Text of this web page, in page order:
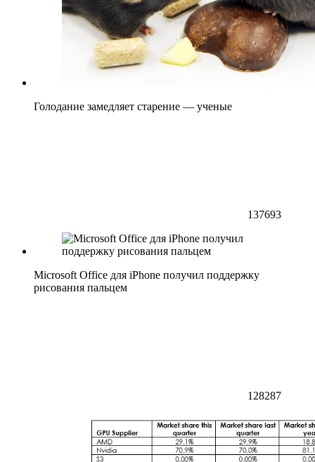
Голодание замедляет старение — ученые
137693
Microsoft Office для iPhone получил поддержку
рисования пальцем
128287